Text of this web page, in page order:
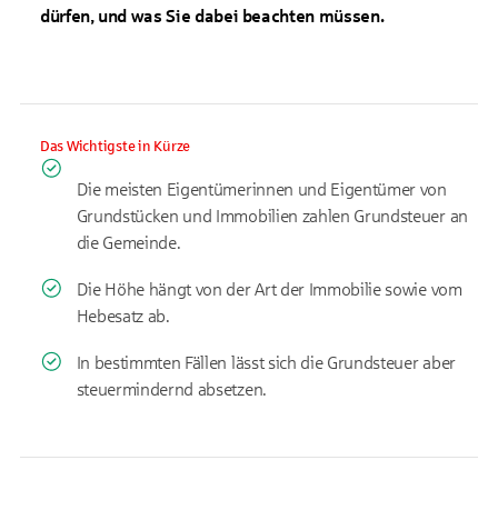
dürfen, und was Sie dabei beachten müssen.
Das Wichtigste in Kürze
Die meisten Eigentümerinnen und Eigentümer von
Grundstücken und Immobilien zahlen Grundsteuer an
die Gemeinde.
Die Höhe hängt von der Art der Immobilie sowie vom
Hebesatz ab.
In bestimmten Fällen lässt sich die Grundsteuer aber
steuermindernd absetzen.